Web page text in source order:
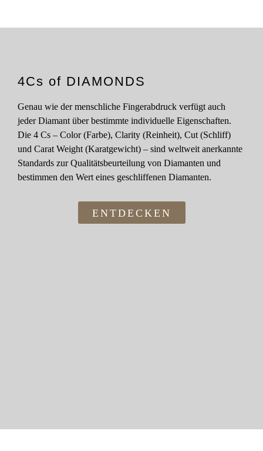
4Cs of DIAMONDS
Genau wie der menschliche Fingerabdruck verfügt auch
jeder Diamant über bestimmte individuelle Eigenschaften.
Die 4 Cs – Color (Farbe), Clarity (Reinheit), Cut (Schliff)
und Carat Weight (Karatgewicht) – sind weltweit anerkannte
Standards zur Qualitätsbeurteilung von Diamanten und
bestimmen den Wert eines geschliffenen Diamanten.
ENTDECKEN